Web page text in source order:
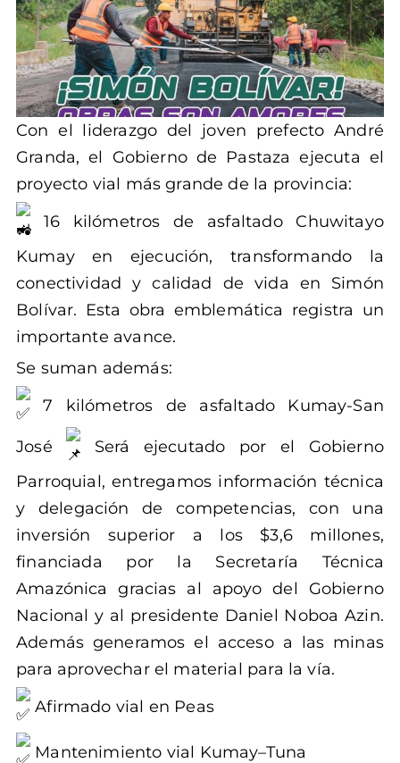
Con el liderazgo del joven prefecto André
Granda, el Gobierno de Pastaza ejecuta el
proyecto vial más grande de la provincia:
16 kilómetros de asfaltado Chuwitayo
Kumay en ejecución, transformando la
conectividad y calidad de vida en Simón
Bolívar. Esta obra emblemática registra un
importante avance.
Se suman además:
7 kilómetros de asfaltado Kumay-San
José
Será ejecutado por el Gobierno
Parroquial, entregamos información técnica
y delegación de competencias, con una
inversión superior a los $3,6 millones,
financiada por la Secretaría Técnica
Amazónica gracias al apoyo del Gobierno
Nacional y al presidente Daniel Noboa Azin.
Además generamos el acceso a las minas
para aprovechar el material para la vía.
Afirmado vial en Peas
Mantenimiento vial Kumay–Tuna